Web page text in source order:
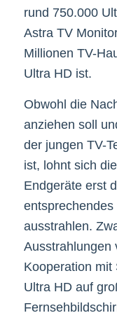
rund 750.000
Astra TV
Millionen TV-
Ultra HD ist.
Obwohl die
anziehen soll
der jungen TV-
ist, lohnt sich
Endgeräte erst
ausstrahlen.
Ausstrahlungen
Kooperation mit
Ultra HD auf